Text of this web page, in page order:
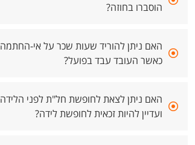
הוסברו בחוזה?
האם ניתן להוריד שעות שכר על אי-החתמה
כאשר העובד עבד בפועל?
האם ניתן לצאת לחופשת חל"ת לפני הלידה
ועדיין להיות זכאית לחופשת לידה?